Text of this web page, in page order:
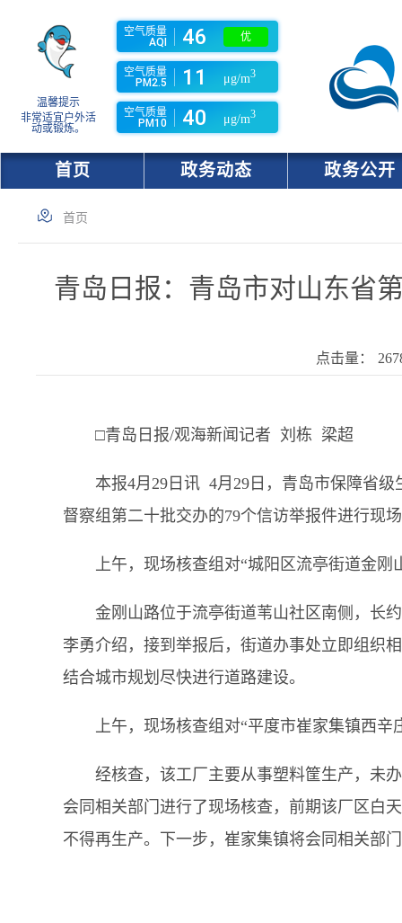
温馨提示
非常适宜户外活
动或锻炼。
空气质量
AQI
46 优
空气质量
PM2.5
11 μg/m3
空气质量
PM10
40 μg/m3
首页 政务动态 政务公开
首页
青岛日报：青岛市对山东省
点击量：
□青岛日报/观海新闻记者 刘栋 梁超
本报4月29日讯 4月29日，青岛市保障省
督察组第二十批交办的79个信访举报件进行现
上午，现场核查组对“城阳区流亭街道金
金刚山路位于流亭街道苇山社区南侧，长
李勇介绍，接到举报后，街道办事处立即组织
结合城市规划尽快进行道路建设。
上午，现场核查组对“平度市崔家集镇西
经核查，该工厂主要从事塑料筐生产，未
会同相关部门进行了现场核查，前期该厂区白
不得再生产。下一步，崔家集镇将会同相关部